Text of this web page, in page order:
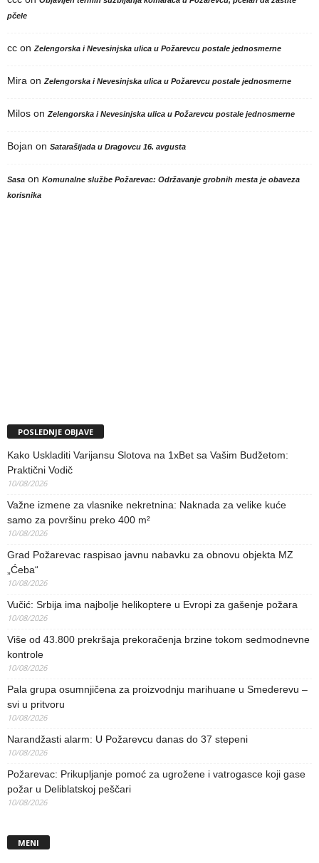
pčele
cc on Zelengorska i Nevesinjska ulica u Požarevcu postale jednosmerne
Mira on Zelengorska i Nevesinjska ulica u Požarevcu postale jednosmerne
Milos on Zelengorska i Nevesinjska ulica u Požarevcu postale jednosmerne
Bojan on Satarašijada u Dragovcu 16. avgusta
Sasa on Komunalne službe Požarevac: Održavanje grobnih mesta je obaveza
korisnika
POSLEDNJE OBJAVE
Kako Uskladiti Varijansu Slotova na 1xBet sa Vašim Budžetom:
Praktični Vodič
10/08/2026
Važne izmene za vlasnike nekretnina: Naknada za velike kuće
samo za površinu preko 400 m²
10/08/2026
Grad Požarevac raspisao javnu nabavku za obnovu objekta MZ
„Ćeba“
10/08/2026
Vučić: Srbija ima najbolje helikoptere u Evropi za gašenje požara
10/08/2026
Više od 43.800 prekršaja prekoračenja brzine tokom sedmodnevne
kontrole
10/08/2026
Pala grupa osumnjičena za proizvodnju marihuane u Smederevu –
svi u pritvoru
10/08/2026
Narandžasti alarm: U Požarevcu danas do 37 stepeni
10/08/2026
Požarevac: Prikupljanje pomoć za ugrožene i vatrogasce koji gase
požar u Deliblatskoj peščari
10/08/2026
MENI